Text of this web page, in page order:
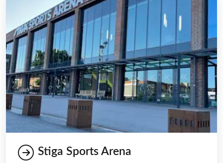
Stiga Sports Arena